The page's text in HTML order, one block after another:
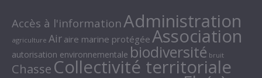
Accès à l'informationAdministration
agriculture Air aire marine protégée Association
autorisation environnementale biodiversité bruit
Chasse Collectivité territoriale